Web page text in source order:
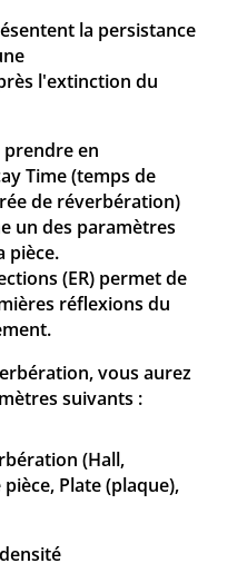
la persistance
l'extinction du
en
Time (temps de
de réverbération)
un des paramètres
pièce.
(ER) permet de
réflexions du
vous aurez
suivants :
(Hall,
Plate (plaque),